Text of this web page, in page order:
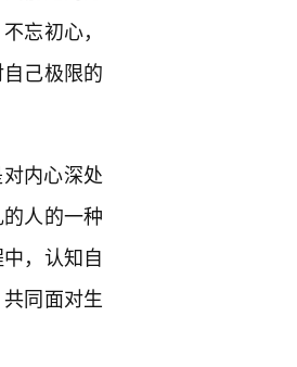
忘初心，
己极限的
内心深处
人的一种
，认知自
同面对生